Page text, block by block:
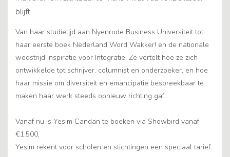
blijft.
Van haar studietijd aan Nyenrode Business Universiteit tot
haar eerste boek Nederland Word Wakker! en de nationale
wedstrijd Inspiratie voor Integratie. Ze vertelt hoe ze zich
ontwikkelde tot schrijver, columnist en onderzoeker, en hoe
haar missie om diversiteit en emancipatie bespreekbaar te
maken haar werk steeds opnieuw richting gaf.
Vanaf nu is Yesim Candan te boeken via Showbird vanaf
€1.500,
Yesim rekent voor scholen en stichtingen een speciaal tarief.